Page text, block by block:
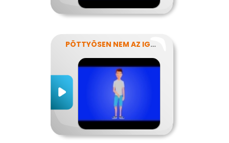
PÖTTYÖSEN NEM AZ IGAZI